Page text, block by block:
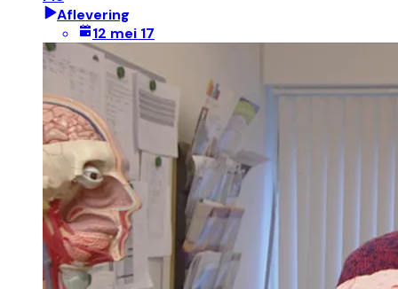
Aflevering
12 mei 17